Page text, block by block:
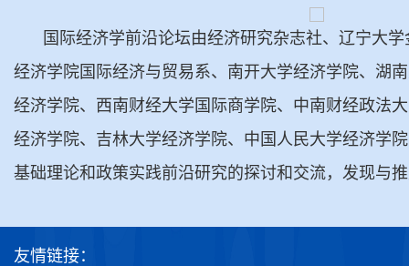
国际经济学前沿论坛由经济研究杂志社、辽宁大
经济学院国际经济与贸易系、南开大学经济学院、湖
经济学院、西南财经大学国际商学院、中南财经政法
经济学院、吉林大学经济学院、中国人民大学经济学
基础理论和政策实践前沿研究的探讨和交流，发现与
友情链接：